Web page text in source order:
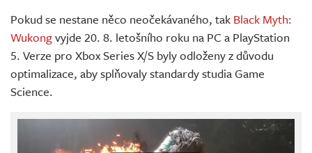
Pokud se nestane něco neočekávaného, tak Black Myth:
Wukongvyjde 20. 8. letošního roku na PC a PlayStation
5. Verze pro Xbox Series X/S byly odloženy z důvodu
optimalizace, aby splňovaly standardy studia Game
Science.